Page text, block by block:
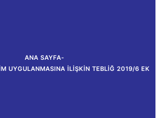
ANA SAYFA-
UYGULANMASINA İLIŞKIN TEBLIĞ 2019/6 EK